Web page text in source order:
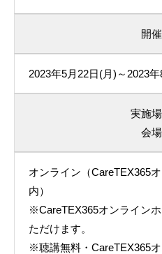
開
2023年5月22日(月)～2023
実施場
会
オンライン（CareTEX365
内）
※CareTEX365オンライン
ただけます。
※聴講無料・CareTEX365